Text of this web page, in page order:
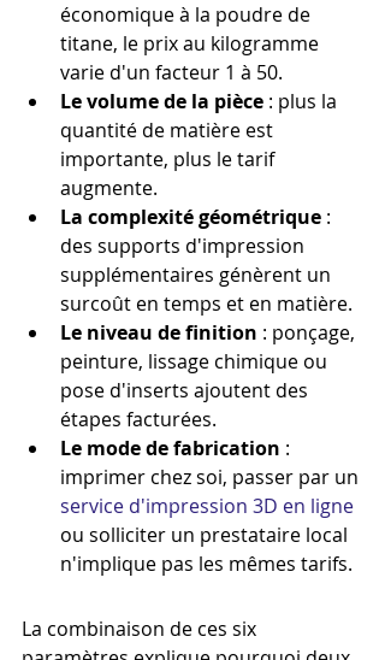
économique à la poudre de
titane, le prix au kilogramme
varie d'un facteur 1 à 50.
Le volume de la pièce : plus la
quantité de matière est
importante, plus le tarif
augmente.
La complexité géométrique :
des supports d'impression
supplémentaires génèrent un
surcoût en temps et en matière.
Le niveau de finition : ponçage,
peinture, lissage chimique ou
pose d'inserts ajoutent des
étapes facturées.
Le mode de fabrication :
imprimer chez soi, passer par un
service d'impression 3D en ligne
ou solliciter un prestataire local
n'implique pas les mêmes tarifs.
La combinaison de ces six